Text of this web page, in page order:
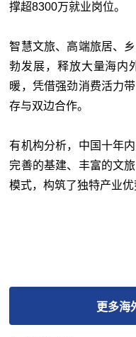
撑超8300万就业岗位。
智慧文旅、高端旅居、
勃发展，释放大量海内
暖，凭借强劲消费活力
存与双边合作。
有机构分析，中国十年
完善的基建、丰富的文
模式，构筑了独特产业优
更多海